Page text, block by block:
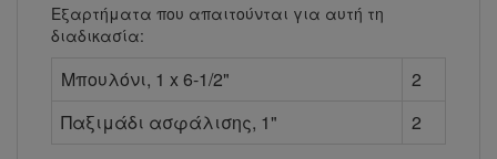
Εξαρτήματα που απαιτούνται για αυτή τη
διαδικασία:
Μπουλόνι, 1 x 6-1/2"
2
Παξιμάδι ασφάλισης, 1"
2